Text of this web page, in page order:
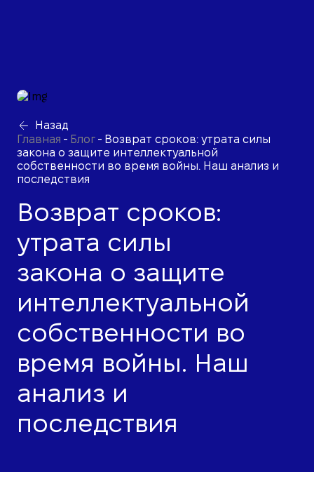
Назад
Главная - Блог - Возврат сроков: утрата силы
закона о защите интеллектуальной
собственности во время войны. Наш анализ и
последствия
Возврат сроков:
утрата силы
закона о защите
интеллектуальной
собственности во
время войны. Наш
анализ и
последствия